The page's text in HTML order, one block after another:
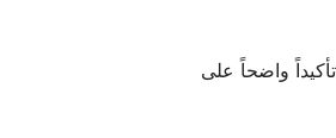
واضحاً على